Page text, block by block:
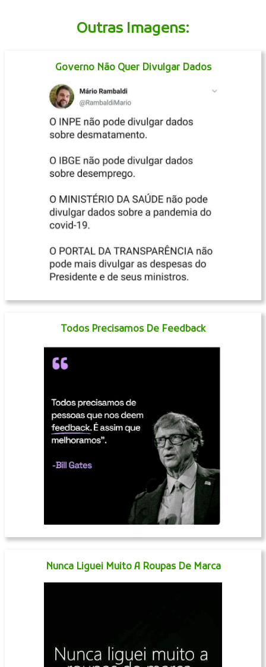
Outras Imagens:
Governo Não Quer Divulgar Dados
Todos Precisamos De Feedback
Nunca Liguei Muito A Roupas De Marca